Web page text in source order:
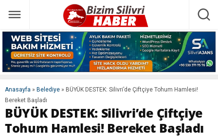
Anasayfa » Belediye » BÜYÜK DESTEK: Silivri’de Çiftçiye Tohum Hamlesi!
Bereket Başladı
BÜYÜK DESTEK: Silivri’de Çiftçiye
Tohum Hamlesi! Bereket Başladı